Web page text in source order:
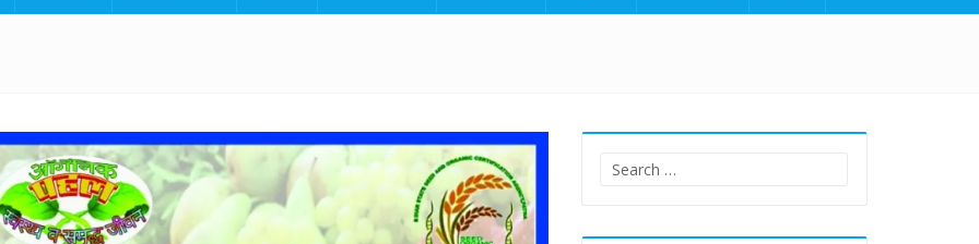
Search